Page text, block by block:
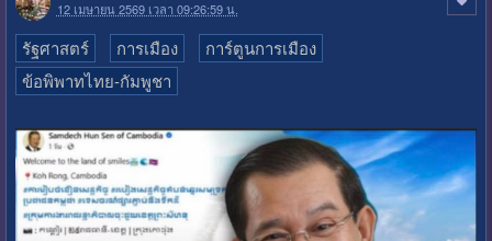
12 เมษายน 2569 เวลา 09:26:59 น.
รัฐศาสตร์ การเมือง
การ์ตูนการเมือง
ข้อพิพาทไทย-กัมพูชา